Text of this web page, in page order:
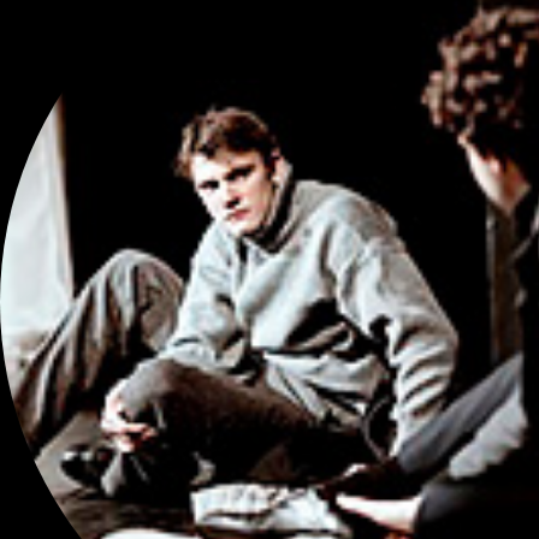
рублей
ТЕАТР МОДЕРНЪ
О дивный
от2500рублей
Купили: 142
ВСЕЛЕННАЯ
Органный